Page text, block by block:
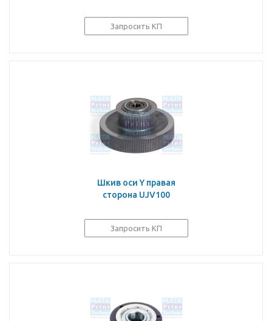
Запросить КП
Шкив оси Y правая
сторона UJV100
Запросить КП